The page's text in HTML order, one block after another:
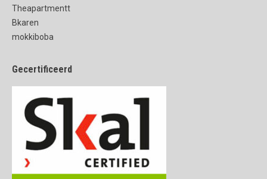
Theapartmentt
Bkaren
mokkiboba
Gecertificeerd